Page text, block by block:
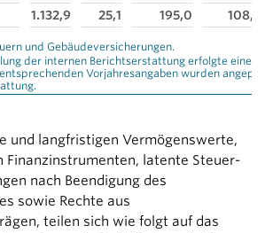
1.132,9 25,1 195,0 108,1
und Gebäudeversicherungen.
der internen Berichtserstattung erfolgte eine
Vorjahresangaben wurden
und langfristigen Vermögenswerte,
Finanzinstrumenten, latente Steuer­
nach Beendigung des
sowie Rechte aus
teilen sich wie folgt auf das